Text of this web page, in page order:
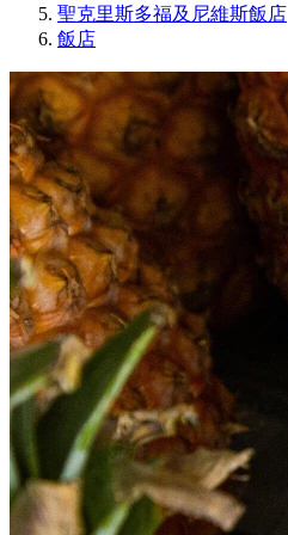
聖克里斯多福及尼維斯飯店
飯店